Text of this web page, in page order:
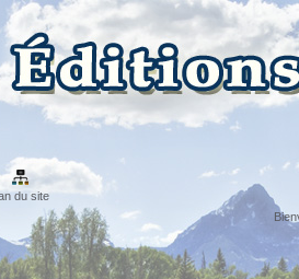
du site